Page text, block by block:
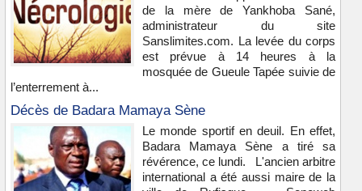
de la mère de Yankhoba Sané,
administrateur du site
Sanslimites.com. La levée du corps
est prévue à 14 heures à la
mosquée de Gueule Tapée suivie de
l’enterrement à...
Décès de Badara Mamaya Sène
Le monde sportif en deuil. En effet,
Badara Mamaya Sène a tiré sa
révérence, ce lundi. L'ancien arbitre
international a été aussi maire de la